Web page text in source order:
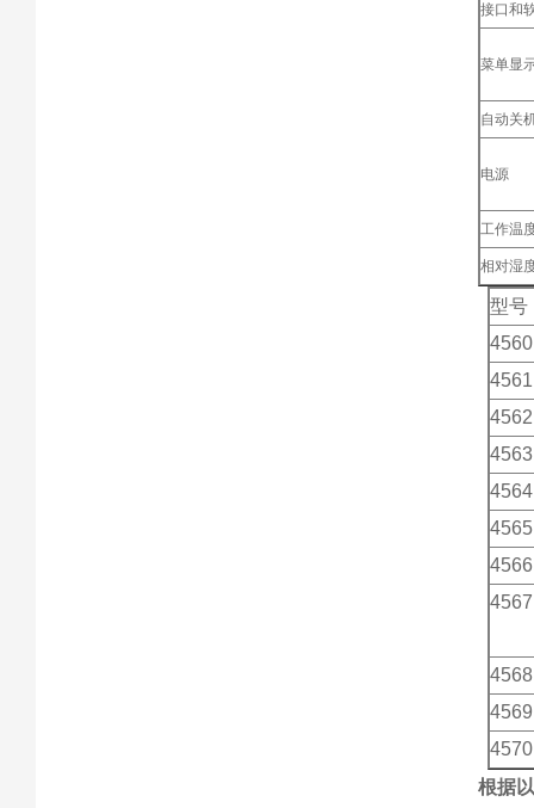
接口和
菜单显
自动关
电源
工作温
相对湿
型号
4560
4561
4562
4563
4564
4565
4566
4567
4568
4569
4570
根据